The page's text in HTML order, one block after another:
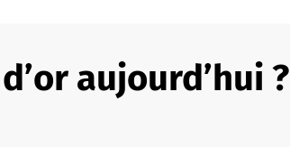
aujourd’hui ?